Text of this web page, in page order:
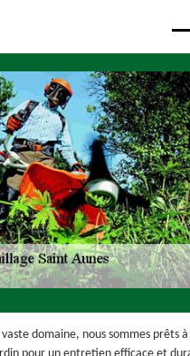
domaine, nous sommes prêts